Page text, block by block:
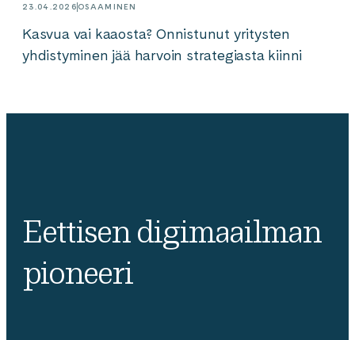
23.04.2026 OSAAMINEN
Kasvua vai kaaosta? Onnistunut yritysten
yhdistyminen jää harvoin strategiasta kiinni
Eettisen digimaailman
pioneeri